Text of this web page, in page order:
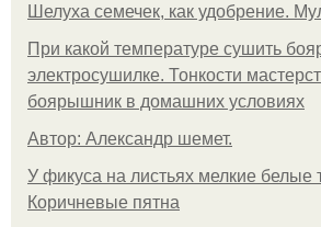
Шелуха семечек, как удобрение.
При какой температуре сушить
электросушилке. Тонкости
боярышник в домашних условиях
Автор: Александр шемет.
У фикуса на листьях мелкие белые
Коричневые пятна